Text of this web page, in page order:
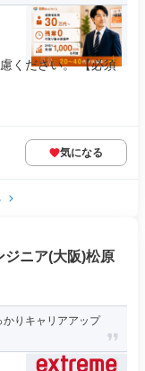
ください。 【必須
気になる
ジニア(大阪)松原
りキャリアアップ